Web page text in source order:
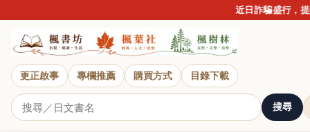
近日詐騙盛行，提
更正啟事 專欄推薦 購買方式 目錄下載
搜尋